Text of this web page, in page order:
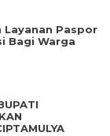
Layanan Paspor
Bagi Warga